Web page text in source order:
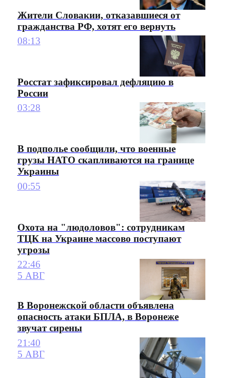
Жители Словакии, отказавшиеся от
гражданства РФ, хотят его вернуть
08:13
Росстат зафиксировал дефляцию в
России
03:28
В подполье сообщили, что военные
грузы НАТО скапливаются на границе
Украины
00:55
Охота на "людоловов": сотрудникам
ТЦК на Украине массово поступают
угрозы
22:46
5 АВГ
В Воронежской области объявлена
опасность атаки БПЛА, в Воронеже
звучат сирены
21:40
5 АВГ